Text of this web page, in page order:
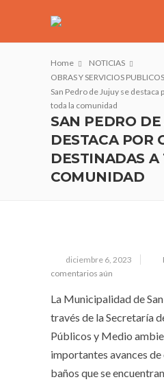
Home
NOTICIAS
OBRAS Y SERVICIOS PUBLICOS
San Pedro de Jujuy se destaca
toda la comunidad
SAN PEDRO
DESTACA POR
DESTINADAS
COMUNIDAD
diciembre 6, 2023
comentarios aún
La Municipalidad de
través de la Secretaría
Públicos y Medio
importantes avances de
baños que se